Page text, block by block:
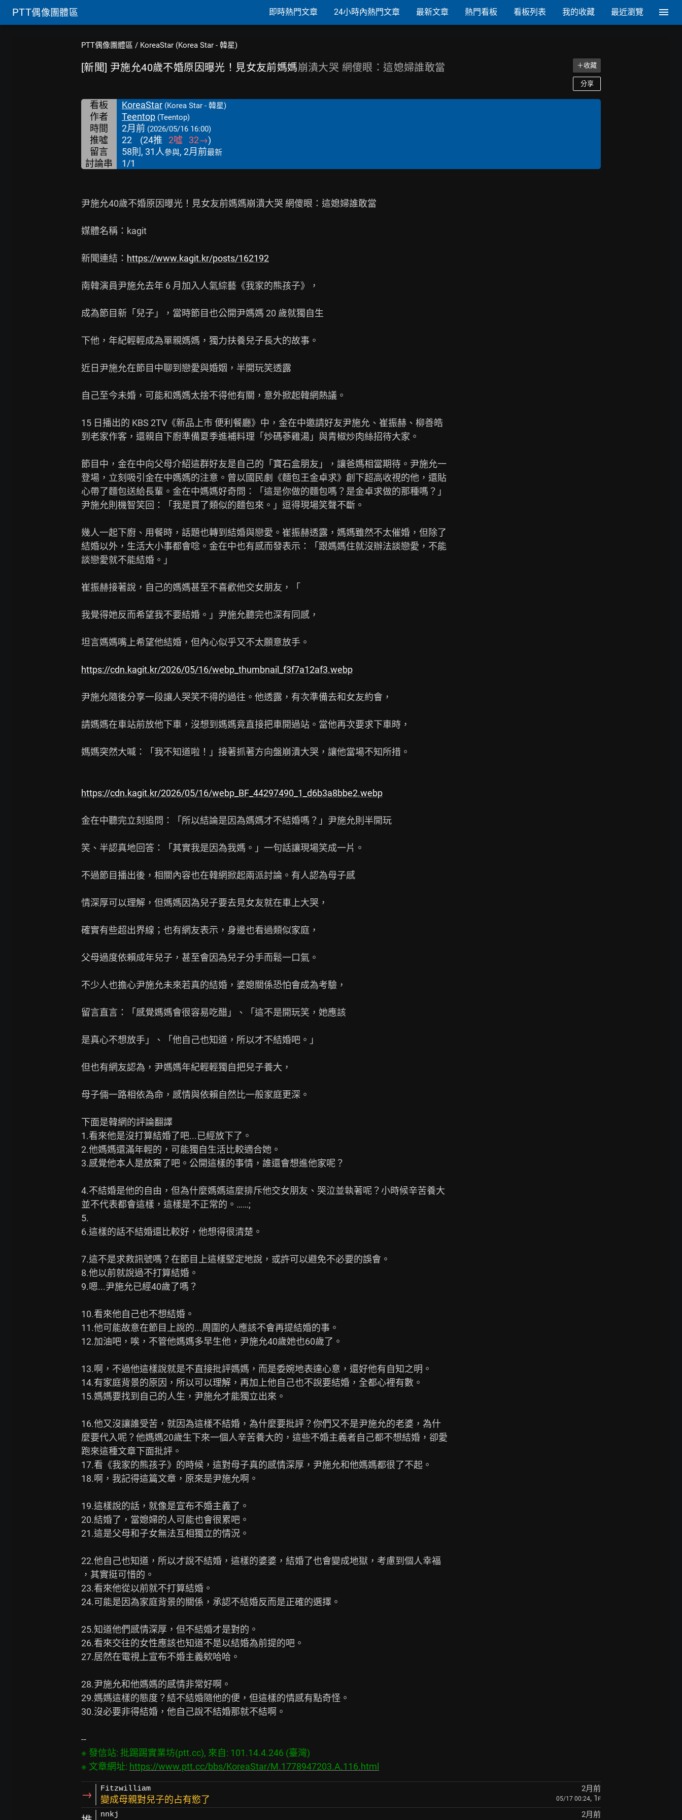
PTT偶像團體區 即時熱門文章 24小時內熱門文章 最新文章 熱門看板 看板列表 我的收藏 最近瀏覽
PTT偶像團體區 / KoreaStar (Korea Star - 韓星)
[新聞] 尹施允40歲不婚原因曝光！見女友前媽媽崩潰大哭 網傻眼：這媳婦誰敢當 ＋收藏
分享
看板 KoreaStar (Korea Star - 韓星)
作者 Teentop (Teentop)
時間 2月前 (2026/05/16 16:00)
推噓 22 (24推 2噓 32→)
留言
58則, 31人參與, 2月前最新
討論串 1/1
尹施允40歲不婚原因曝光！見女友前媽媽崩潰大哭 網傻眼：這媳婦誰敢當
媒體名稱：kagit
新聞連結： https://www.kagit.kr/posts/162192
南韓演員尹施允去年 6 月加入人氣綜藝《我家的熊孩子》，
成為節目新「兒子」，當時節目也公開尹媽媽 20 歲就獨自生
下他，年紀輕輕成為單親媽媽，獨力扶養兒子長大的故事。
近日尹施允在節目中聊到戀愛與婚姻，半開玩笑透露
自己至今未婚，可能和媽媽太捨不得他有關，意外掀起韓網熱議。
15 日播出的 KBS 2TV《新品上市 便利餐廳》中，金在中邀請好友尹施允、崔振赫、柳善皓
到老家作客，還親自下廚準備夏季進補料理「炒碼蔘雞湯」與青椒炒肉絲招待大家。
節目中，金在中向父母介紹這群好友是自己的「寶石盒朋友」，讓爸媽相當期待。尹施允一
登場，立刻吸引金在中媽媽的注意。曾以國民劇《麵包王金卓求》創下超高收視的他，還貼
心帶了麵包送給長輩。金在中媽媽好奇問：「這是你做的麵包嗎？是金卓求做的那種嗎？」
尹施允則機智笑回：「我是買了類似的麵包來。」逗得現場笑聲不斷。
幾人一起下廚、用餐時，話題也轉到結婚與戀愛。崔振赫透露，媽媽雖然不太催婚，但除了
結婚以外，生活大小事都會唸。金在中也有感而發表示：「跟媽媽住就沒辦法談戀愛，不能
談戀愛就不能結婚。」
崔振赫接著說，自己的媽媽甚至不喜歡他交女朋友，「
我覺得她反而希望我不要結婚。」尹施允聽完也深有同感，
坦言媽媽嘴上希望他結婚，但內心似乎又不太願意放手。
https://cdn.kagit.kr/2026/05/16/webp_thumbnail_f3f7a12af3.webp
尹施允隨後分享一段讓人哭笑不得的過往。他透露，有次準備去和女友約會，
請媽媽在車站前放他下車，沒想到媽媽竟直接把車開過站。當他再次要求下車時，
媽媽突然大喊：「我不知道啦！」接著抓著方向盤崩潰大哭，讓他當場不知所措。
https://cdn.kagit.kr/2026/05/16/webp_BF_44297490_1_d6b3a8bbe2.webp
金在中聽完立刻追問：「所以結論是因為媽媽才不結婚嗎？」尹施允則半開玩
笑、半認真地回答：「其實我是因為我媽。」一句話讓現場笑成一片。
不過節目播出後，相關內容也在韓網掀起兩派討論。有人認為母子感
情深厚可以理解，但媽媽因為兒子要去見女友就在車上大哭，
確實有些超出界線；也有網友表示，身邊也看過類似家庭，
父母過度依賴成年兒子，甚至會因為兒子分手而鬆一口氣。
不少人也擔心尹施允未來若真的結婚，婆媳關係恐怕會成為考驗，
留言直言：「感覺媽媽會很容易吃醋」、「這不是開玩笑，她應該
是真心不想放手」、「他自己也知道，所以才不結婚吧。」
但也有網友認為，尹媽媽年紀輕輕獨自把兒子養大，
母子倆一路相依為命，感情與依賴自然比一般家庭更深。
下面是韓網的評論翻譯
1.看來他是沒打算結婚了吧...已經放下了。
2.他媽媽還滿年輕的，可能獨自生活比較適合她。
3.感覺他本人是放棄了吧。公開這樣的事情，誰還會想進他家呢？
4.不結婚是他的自由，但為什麼媽媽這麼排斥他交女朋友、哭泣並執著呢？小時候辛苦養大
並不代表都會這樣，這樣是不正常的。……;
5.
6.這樣的話不結婚還比較好，他想得很清楚。
7.這不是求救訊號嗎？在節目上這樣堅定地說，或許可以避免不必要的誤會。
8.他以前就說過不打算結婚。
9.嗯...尹施允已經40歲了嗎？
10.看來他自己也不想結婚。
11.他可能故意在節目上說的...周圍的人應該不會再提結婚的事。
12.加油吧，唉，不管他媽媽多早生他，尹施允40歲她也60歲了。
13.啊，不過他這樣說就是不直接批評媽媽，而是委婉地表達心意，還好他有自知之明。
14.有家庭背景的原因，所以可以理解，再加上他自己也不說要結婚，全都心裡有數。
15.媽媽要找到自己的人生，尹施允才能獨立出來。
16.他又沒讓誰受苦，就因為這樣不結婚，為什麼要批評？你們又不是尹施允的老婆，為什
麼要代入呢？他媽媽20歲生下來一個人辛苦養大的，這些不婚主義者自己都不想結婚，卻愛
跑來這種文章下面批評。
17.看《我家的熊孩子》的時候，這對母子真的感情深厚，尹施允和他媽媽都很了不起。
18.啊，我記得這篇文章，原來是尹施允啊。
19.這樣說的話，就像是宣布不婚主義了。
20.結婚了，當媳婦的人可能也會很累吧。
21.這是父母和子女無法互相獨立的情況。
22.他自己也知道，所以才說不結婚，這樣的婆婆，結婚了也會變成地獄，考慮到個人幸福
，其實挺可惜的。
23.看來他從以前就不打算結婚。
24.可能是因為家庭背景的關係，承認不結婚反而是正確的選擇。
25.知道他們感情深厚，但不結婚才是對的。
26.看來交往的女性應該也知道不是以結婚為前提的吧。
27.居然在電視上宣布不婚主義欸哈哈。
28.尹施允和他媽媽的感情非常好啊。
29.媽媽這樣的態度？結不結婚隨他的便，但這樣的情感有點奇怪。
30.沒必要非得結婚，他自己說不結婚那就不結啊。
※ 發信站: 批踢踢實業坊(ptt.cc), 來自: 101.14.4.246 (臺灣)
※ 文章網址: https://www.ptt.cc/bbs/KoreaStar/M.1778947203.A.116.html
→ Fitzwilliam 2月前
變成母親對兒子的占有慾了 05/17 00:24, 1 F
nnkj
2月前